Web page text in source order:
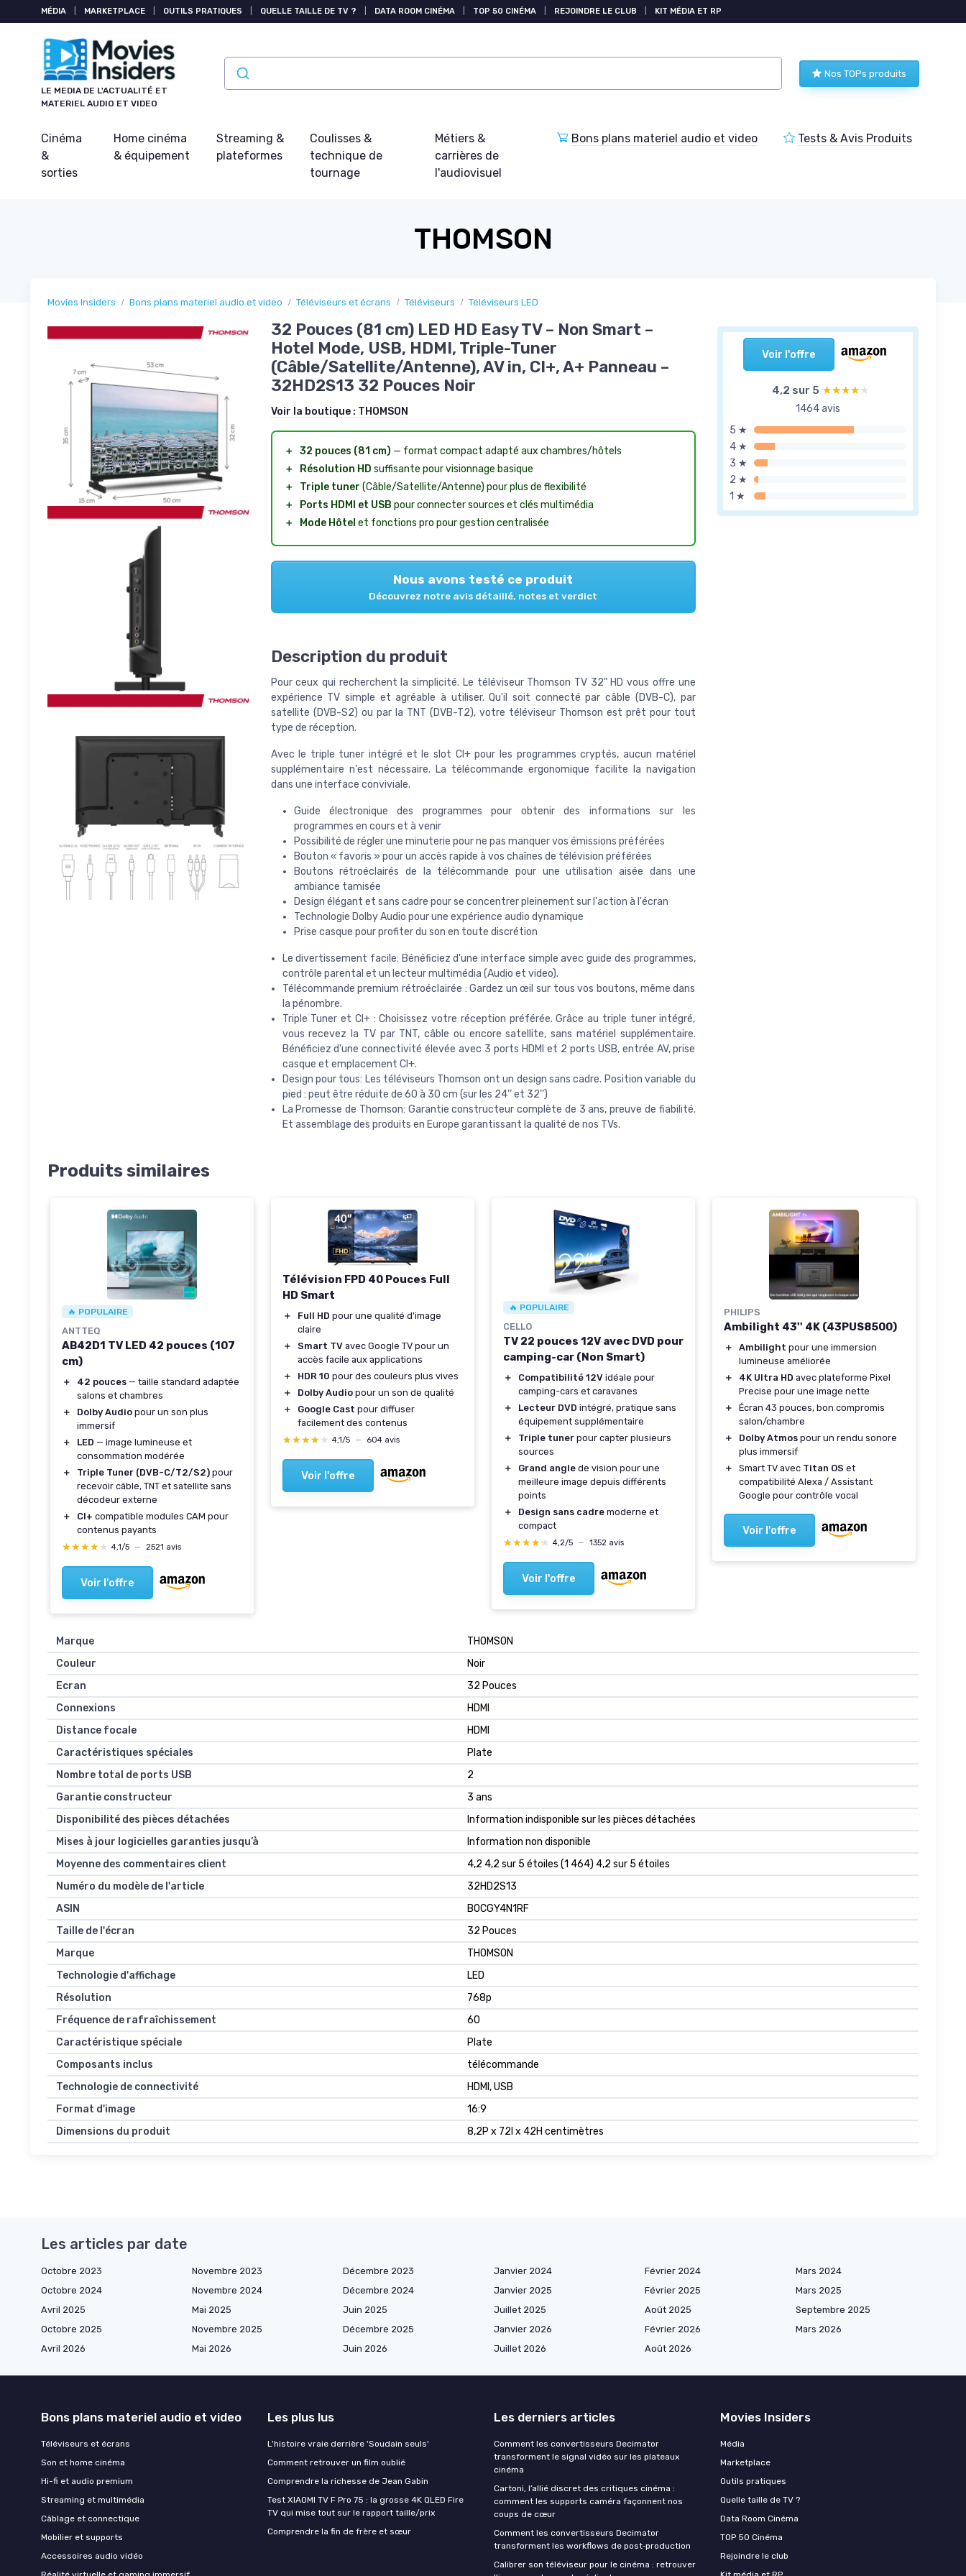
MÉDIA MARKETPLACE OUTILS PRATIQUES QUELLE TAILLE DE TV ? DATA ROOM CINÉMA TOP 50 CINÉMA REJOINDRE LE CLUB KIT MÉDIA ET RP
LE MEDIA DE L'ACTUALITÉ ET
MATERIEL AUDIO ET VIDEO
Nos TOPs produits
Cinéma
&
sorties
Home cinéma
& équipement
Streaming &
plateformes
Coulisses &
technique de
tournage
Métiers &
carrières de
l'audiovisuel
Bons plans materiel audio et video Tests & Avis Produits
THOMSON
Movies Insiders Bons plans materiel audio et video Téléviseurs et écrans Téléviseurs Téléviseurs LED
Voir l'offre
4,2 sur 5 ★★★★★
★★★★★
1464 avis
5 ★
4 ★
3 ★
2 ★
1 ★
32 Pouces (81 cm) LED HD Easy TV – Non Smart –
Hotel Mode, USB, HDMI, Triple-Tuner
(Câble/Satellite/Antenne), AV in, CI+, A+ Panneau –
32HD2S13 32 Pouces Noir
Voir la boutique : THOMSON
＋ 32 pouces (81 cm) — format compact adapté aux chambres/hôtels
＋
Résolution HD suffisante pour visionnage basique
＋
Triple tuner (Câble/Satellite/Antenne) pour plus de flexibilité
＋
Ports HDMI et USB pour connecter sources et clés multimédia
＋
Mode Hôtel et fonctions pro pour gestion centralisée
Nous avons testé ce produit
Découvrez notre avis détaillé, notes et verdict
Description du produit
Pour ceux qui recherchent la simplicité. Le téléviseur Thomson TV 32" HD vous offre une
expérience TV simple et agréable à utiliser. Qu'il soit connecté par câble (DVB-C), par
satellite (DVB-S2) ou par la TNT (DVB-T2), votre téléviseur Thomson est prêt pour tout
type de réception.
Avec le triple tuner intégré et le slot CI+ pour les programmes cryptés, aucun matériel
supplémentaire n'est nécessaire. La télécommande ergonomique facilite la navigation
dans une interface conviviale.
Guide électronique des programmes pour obtenir des informations sur les
programmes en cours et à venir
Possibilité de régler une minuterie pour ne pas manquer vos émissions préférées
Bouton « favoris » pour un accès rapide à vos chaînes de télévision préférées
Boutons rétroéclairés de la télécommande pour une utilisation aisée dans une
ambiance tamisée
Design élégant et sans cadre pour se concentrer pleinement sur l'action à l'écran
Technologie Dolby Audio pour une expérience audio dynamique
Prise casque pour profiter du son en toute discrétion
Le divertissement facile: Bénéficiez d'une interface simple avec guide des programmes,
contrôle parental et un lecteur multimédia (Audio et video).
Télécommande premium rétroéclairée : Gardez un œil sur tous vos boutons, même dans
la pénombre.
Triple Tuner et CI+ : Choisissez votre réception préférée. Grâce au triple tuner intégré,
vous recevez la TV par TNT, câble ou encore satellite, sans matériel supplémentaire.
Bénéficiez d'une connectivité élevée avec 3 ports HDMI et 2 ports USB, entrée AV, prise
casque et emplacement CI+.
Design pour tous: Les téléviseurs Thomson ont un design sans cadre. Position variable du
pied : peut être réduite de 60 à 30 cm (sur les 24’’ et 32’’)
La Promesse de Thomson: Garantie constructeur complète de 3 ans, preuve de fiabilité.
Et assemblage des produits en Europe garantissant la qualité de nos TVs.
Produits similaires
🔥 POPULAIRE
ANTTEQ
AB42D1 TV LED 42 pouces (107
cm)
＋ 42 pouces — taille standard adaptée
salons et chambres
＋
Dolby Audio pour un son plus
immersif
＋
LED — image lumineuse et
consommation modérée
＋
Triple Tuner (DVB-C/T2/S2) pour
recevoir câble, TNT et satellite sans
décodeur externe
＋
CI+ compatible modules CAM pour
contenus payants
★★★★★
★★★★★ 4,1/5 — 2521 avis
Voir l'offre
Télévision FPD 40 Pouces Full
HD Smart
＋ Full HD pour une qualité d'image
claire
＋
Smart TV avec Google TV pour un
accès facile aux applications
＋
HDR 10 pour des couleurs plus vives
＋
Dolby Audio pour un son de qualité
＋
Google Cast pour diffuser
facilement des contenus
★★★★★
★★★★★ 4,1/5 — 604 avis
Voir l'offre
🔥 POPULAIRE
CELLO
TV 22 pouces 12V avec DVD pour
camping-car (Non Smart)
＋ Compatibilité 12V idéale pour
camping-cars et caravanes
＋
Lecteur DVD intégré, pratique sans
équipement supplémentaire
＋
Triple tuner pour capter plusieurs
sources
＋
Grand angle de vision pour une
meilleure image depuis différents
points
＋
Design sans cadre moderne et
compact
★★★★★
★★★★★ 4,2/5 — 1352 avis
Voir l'offre
PHILIPS
Ambilight 43'' 4K (43PUS8500)
＋ Ambilight pour une immersion
lumineuse améliorée
＋
4K Ultra HD avec plateforme Pixel
Precise pour une image nette
＋
Écran 43 pouces, bon compromis
salon/chambre
＋
Dolby Atmos pour un rendu sonore
plus immersif
＋
Smart TV avec Titan OS et
compatibilité Alexa / Assistant
Google pour contrôle vocal
Voir l'offre
Marque
‎THOMSON
Couleur
‎Noir
Ecran
‎32 Pouces
Connexions
‎HDMI
Distance focale
‎HDMI
Caractéristiques spéciales
‎Plate
Nombre total de ports USB
‎2
Garantie constructeur
‎3 ans
Disponibilité des pièces détachées
‎Information indisponible sur les pièces détachées
Mises à jour logicielles garanties jusqu’à
‎Information non disponible
Moyenne des commentaires client
4,2 4,2 sur 5 étoiles (1 464) 4,2 sur 5 étoiles
Numéro du modèle de l'article
32HD2S13
ASIN
B0CGY4N1RF
Taille de l'écran
32 Pouces
Marque
THOMSON
Technologie d'affichage
LED
Résolution
768p
Fréquence de rafraîchissement
60
Caractéristique spéciale
Plate
Composants inclus
télécommande
Technologie de connectivité
HDMI, USB
Format d'image
16:9
Dimensions du produit
8,2P x 72l x 42H centimètres
Les articles par date
Octobre 2023 Novembre 2023 Décembre 2023 Janvier 2024 Février 2024
Mars 2024
Octobre 2024
Novembre 2024 Décembre 2024 Janvier 2025 Février 2025
Mars 2025
Avril 2025
Mai 2025 Juin 2025 Juillet 2025 Août 2025
Septembre 2025
Octobre 2025
Novembre 2025 Décembre 2025 Janvier 2026 Février 2026
Mars 2026
Avril 2026
Mai 2026 Juin 2026 Juillet 2026 Août 2026
Bons plans materiel audio et video
Téléviseurs et écrans
Son et home cinéma
Hi-fi et audio premium
Streaming et multimédia
Câblage et connectique
Mobilier et supports
Accessoires audio vidéo
Les plus lus
L'histoire vraie derrière 'Soudain seuls'
Comment retrouver un film oublié
Comprendre la richesse de Jean Gabin
Test XIAOMI TV F Pro 75 : la grosse 4K QLED Fire
TV qui mise tout sur le rapport taille/prix
Comprendre la fin de frère et sœur
Les derniers articles
Comment les convertisseurs Decimator
transforment le signal vidéo sur les plateaux
cinéma
Cartoni, l’allié discret des critiques cinéma :
comment les supports caméra façonnent nos
coups de cœur
Comment les convertisseurs Decimator
transforment les workflows de post‑production
Calibrer son téléviseur pour le cinéma : retrouver
Movies Insiders
Média
Marketplace
Outils pratiques
Quelle taille de TV ?
Data Room Cinéma
TOP 50 Cinéma
Rejoindre le club
Panneau de gestion des cookies